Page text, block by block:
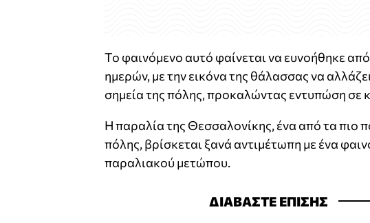
Το φαινόμενο αυτό φαίνεται να ευνοήθηκε
ημερών, με την εικόνα της θάλασσας να
σημεία της πόλης, προκαλώντας εντυπώση σε
Η παραλία της Θεσσαλονίκης, ένα από τα πιο
πόλης, βρίσκεται ξανά αντιμέτωπη με ένα
παραλιακού μετώπου.
ΔΙΑΒΑΣΤΕ ΕΠΙΣΗΣ